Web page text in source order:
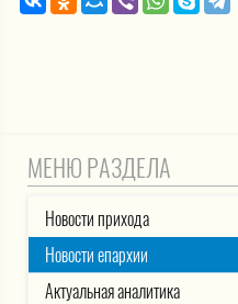
МЕНЮ РАЗДЕЛА
Новости прихода
Новости епархии
Актуальная аналитика